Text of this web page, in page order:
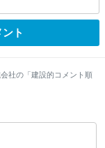
ト
社の「建設的コメント順